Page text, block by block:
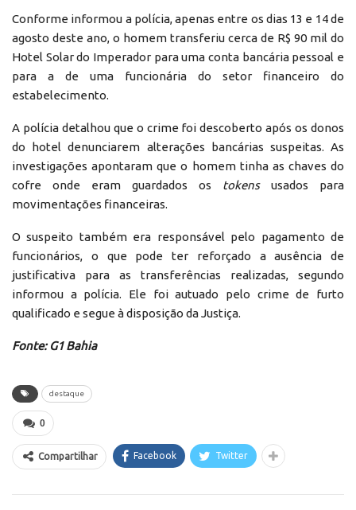
Conforme informou a polícia, apenas entre os dias 13 e 14 de
agosto deste ano, o homem transferiu cerca de R$ 90 mil do
Hotel Solar do Imperador para uma conta bancária pessoal e
para a de uma funcionária do setor financeiro do
estabelecimento.
A polícia detalhou que o crime foi descoberto após os donos
do hotel denunciarem alterações bancárias suspeitas. As
investigações apontaram que o homem tinha as chaves do
cofre onde eram guardados os tokensusados para
movimentações financeiras.
O suspeito também era responsável pelo pagamento de
funcionários, o que pode ter reforçado a ausência de
justificativa para as transferências realizadas, segundo
informou a polícia. Ele foi autuado pelo crime de furto
qualificado e segue à disposição da Justiça.
Fonte: G1 Bahia
destaque
0
Compartilhar Facebook Twitter